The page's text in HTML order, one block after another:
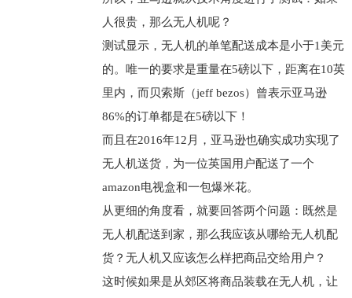
人很贵，那么无人机呢？
测试显示，无人机的单笔配送成本是小于1美元
的。唯一的要求是重量在5磅以下，距离在10英
里内，而贝索斯（jeff bezos）曾表示亚马逊
86%的订单都是在5磅以下！
而且在2016年12月，亚马逊也确实成功实现了
无人机送货，为一位英国用户配送了一个
amazon电视盒和一包爆米花。
从更细的角度看，就要回答两个问题：既然是
无人机配送到家，那么我应该从哪给无人机配
货？无人机又应该怎么样把商品交给用户？
这时候如果是从郊区将商品装载在无人机，让